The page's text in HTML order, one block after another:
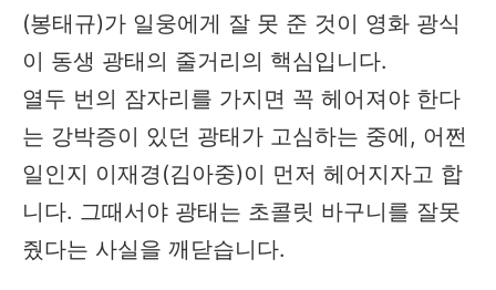
(봉태규)가 일웅에게 잘 못 준 것이 영화 광식
이 동생 광태의 줄거리의 핵심입니다.
열두 번의 잠자리를 가지면 꼭 헤어져야 한다
는 강박증이 있던 광태가 고심하는 중에, 어쩐
일인지 이재경(김아중)이 먼저 헤어지자고 합
니다. 그때서야 광태는 초콜릿 바구니를 잘못
줬다는 사실을 깨닫습니다.